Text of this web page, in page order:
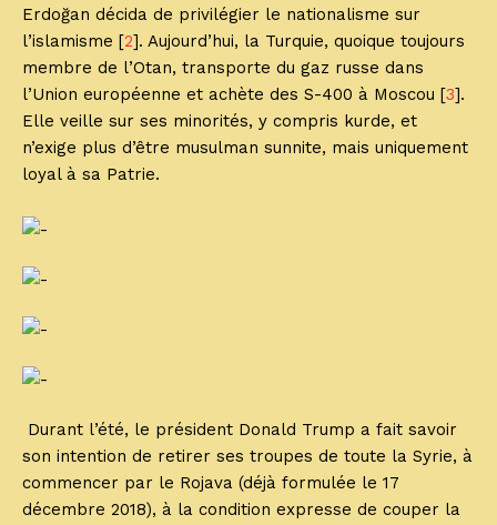
Erdoğan décida de privilégier le nationalisme sur
l’islamisme [2]. Aujourd’hui, la Turquie, quoique toujours
membre de l’Otan, transporte du gaz russe dans
l’Union européenne et achète des S-400 à Moscou [3].
Elle veille sur ses minorités, y compris kurde, et
n’exige plus d’être musulman sunnite, mais uniquement
loyal à sa Patrie.
Durant l’été, le président Donald Trump a fait savoir
son intention de retirer ses troupes de toute la Syrie, à
commencer par le Rojava (déjà formulée le 17
décembre 2018), à la condition expresse de couper la